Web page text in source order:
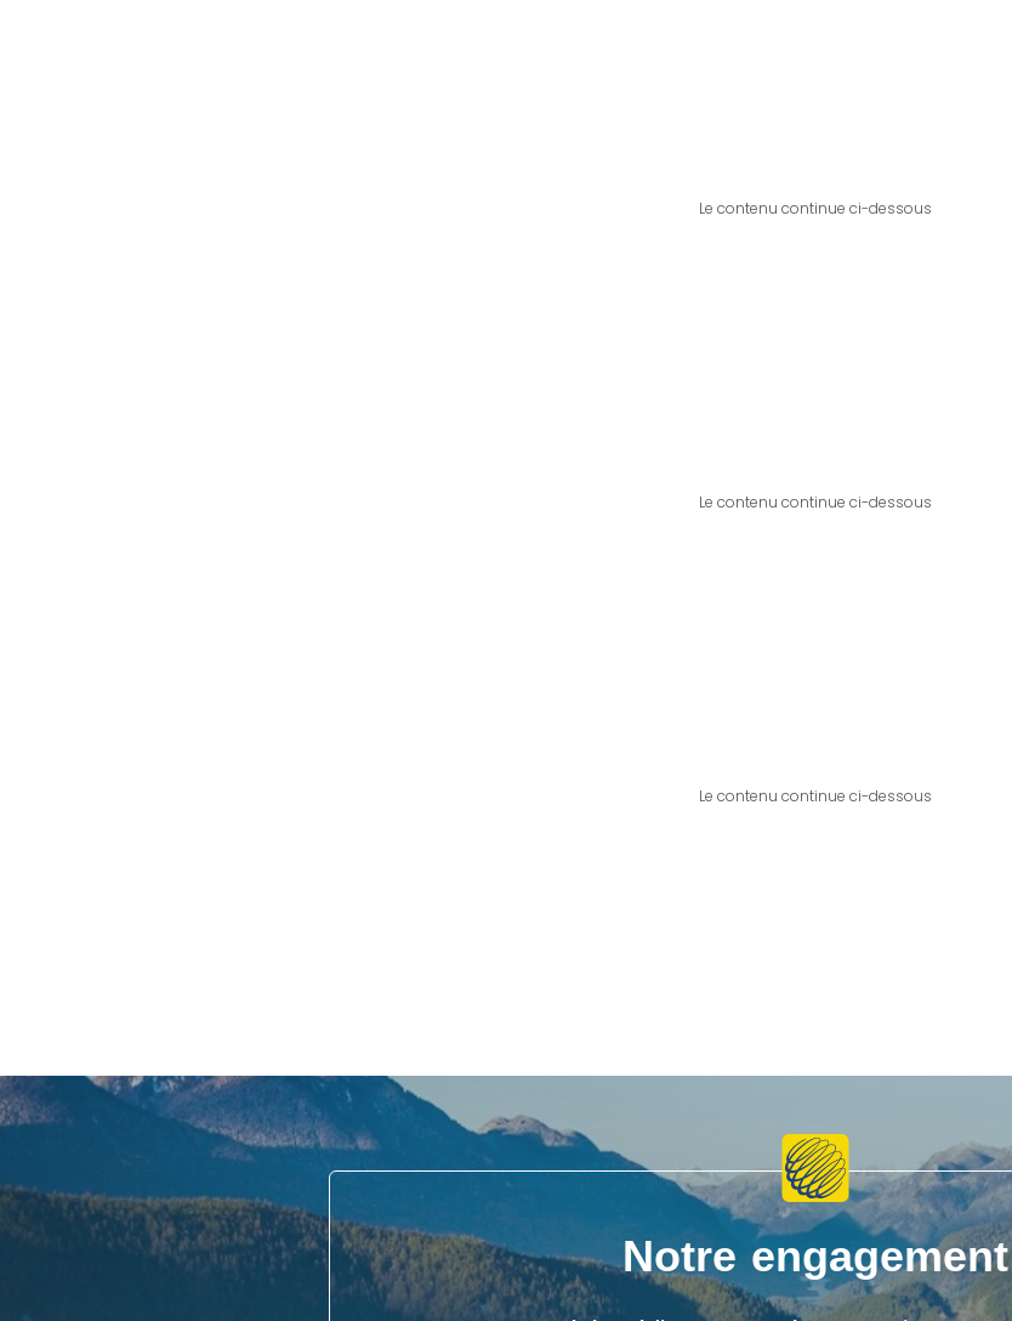
Le contenu continue ci-dessous
Le contenu continue ci-dessous
Le contenu continue ci-dessous
Notre engagement